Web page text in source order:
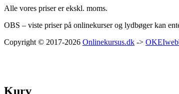
Alle vores priser er ekskl. moms.
OBS – viste priser på onlinekurser og lydbøger kan
Copyright © 2017-2026 Onlinekursus.dk ->
Kurv